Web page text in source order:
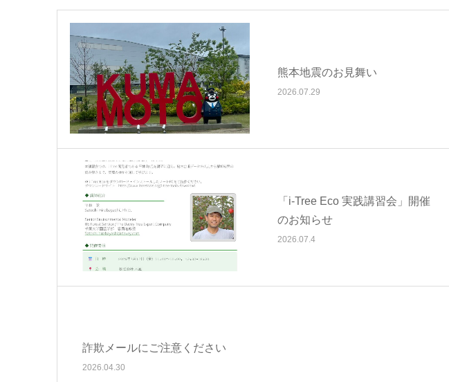
熊本地震のお見舞い
2026.07.29
「i-Tree Eco 実践講習会」開催
のお知らせ
2026.07.4
詐欺メールにご注意ください
2026.04.30